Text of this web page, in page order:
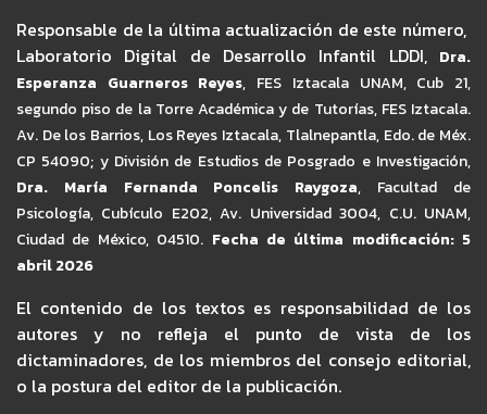
Responsable de la última actualización de este número,
Laboratorio Digital de Desarrollo Infantil LDDI, Dra.
Esperanza Guarneros Reyes, FES Iztacala UNAM, Cub 21,
segundo piso de la Torre Académica y de Tutorías, FES Iztacala.
Av. De los Barrios, Los Reyes Iztacala, Tlalnepantla, Edo. de Méx.
CP 54090; y División de Estudios de Posgrado e Investigación,
Dra. María Fernanda Poncelis Raygoza, Facultad de
Psicología, Cubículo E202, Av. Universidad 3004, C.U. UNAM,
Ciudad de México, 04510. Fecha de última modificación: 5
abril 2026
El contenido de los textos es responsabilidad de los
autores y no refleja el punto de vista de los
dictaminadores, de los miembros del consejo editorial,
o la postura del editor de la publicación.